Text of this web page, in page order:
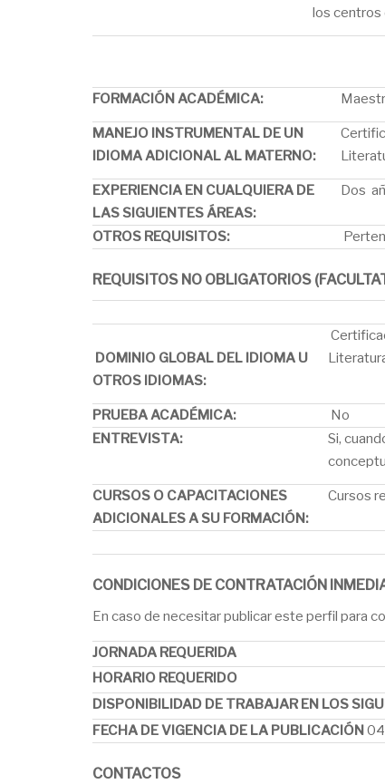
los centros
FORMACIÓN ACADÉMICA:
MANEJO INSTRUMENTAL DE UN
IDIOMA ADICIONAL AL MATERNO:
EXPERIENCIA EN CUALQUIERA DE
LAS SIGUIENTES ÁREAS:
Dos
OTROS REQUISITOS:
REQUISITOS NO OBLIGATORIOS
DOMINIO GLOBAL DEL IDIOMA U
OTROS IDIOMAS:
PRUEBA ACADÉMICA:
No
ENTREVISTA:
Si,
CURSOS O CAPACITACIONES
ADICIONALES A SU FORMACIÓN:
Cursos
CONDICIONES DE CONTRATACIÓN
En caso de necesitar publicar este perfil para
JORNADA REQUERIDA
HORARIO REQUERIDO
DISPONIBILIDAD DE TRABAJAR EN LOS
FECHA DE VIGENCIA DE LA PUBLICACIÓN
CONTACTOS